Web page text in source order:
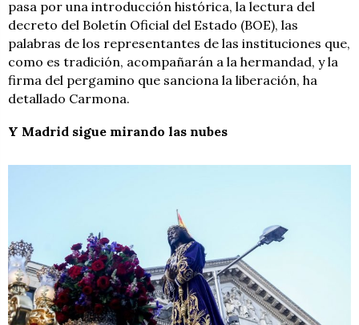
pasa por una introducción histórica, la lectura del
decreto del Boletín Oficial del Estado (BOE), las
palabras de los representantes de las instituciones que,
como es tradición, acompañarán a la hermandad, y la
firma del pergamino que sanciona la liberación, ha
detallado Carmona.
Y Madrid sigue mirando las nubes